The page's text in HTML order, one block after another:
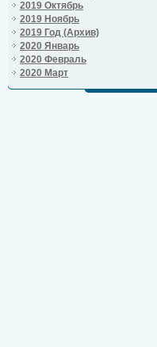
2019 Октябрь
2019 Ноябрь
2019 Год (Архив)
2020 Январь
2020 Февраль
2020 Март